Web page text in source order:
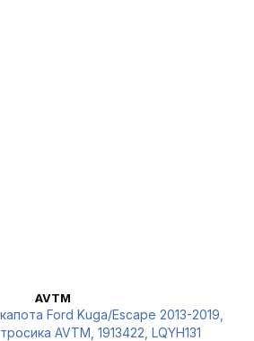
AVTM
Ford Kuga/Escape 2013-2019,
AVTM, 1913422, LQYH131